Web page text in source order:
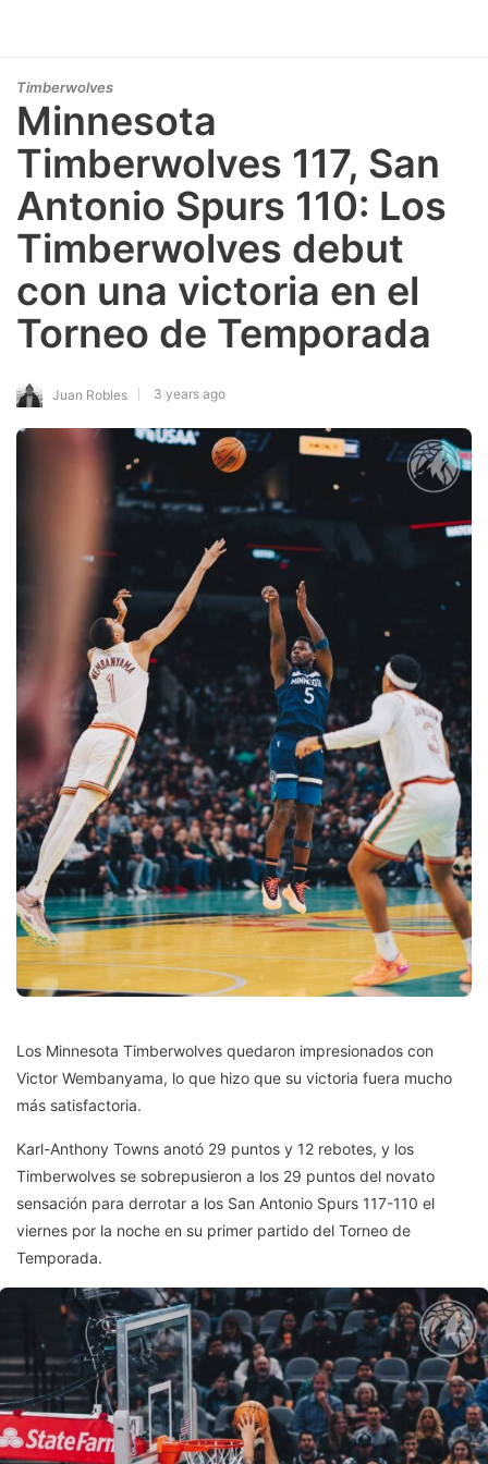
Timberwolves
Minnesota
Timberwolves 117, San
Antonio Spurs 110: Los
Timberwolves debut
con una victoria en el
Torneo de Temporada
Juan Robles 3 years ago
Los Minnesota Timberwolves quedaron impresionados con
Victor Wembanyama, lo que hizo que su victoria fuera mucho
más satisfactoria.
Karl-Anthony Towns anotó 29 puntos y 12 rebotes, y los
Timberwolves se sobrepusieron a los 29 puntos del novato
sensación para derrotar a los San Antonio Spurs 117-110 el
viernes por la noche en su primer partido del Torneo de
Temporada.